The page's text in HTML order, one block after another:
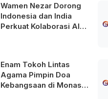
Wamen Nezar Dorong
Indonesia dan India
Perkuat Kolaborasi AI
Enam Tokoh Lintas
Agama Pimpin Doa
Kebangsaan di Monas